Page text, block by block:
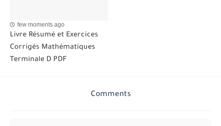
few moments ago
Livre Résumé et Exercices
Corrigés Mathématiques
Terminale D PDF
Comments